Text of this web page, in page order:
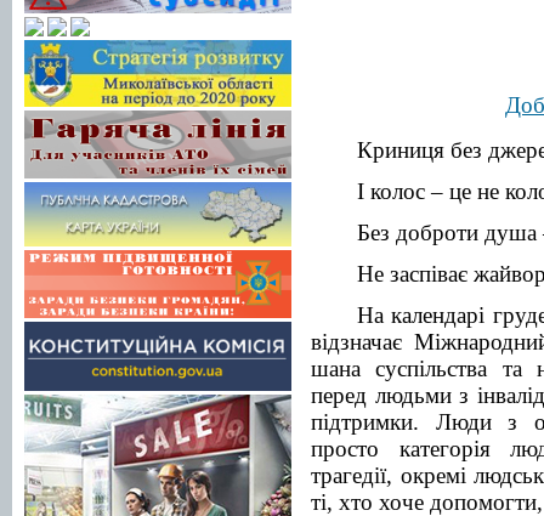
Криниця без
І колос – це не
Без доброти душа
Не заспіває
На календарі
відзначає
шана суспільства та
перед людьми з
підтримки. Люди з
просто категорія
трагедії, окремі
ті, хто хоче